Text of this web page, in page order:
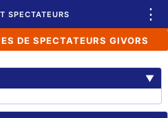
SPECTATEURS ⋮
DE SPECTATEURS GIVORS
▼